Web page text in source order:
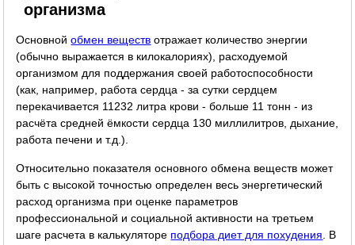
организма
Основнойобмен веществ отражает количество энергии
(обычно выражается в килокалориях), расходуемой
организмом для поддержания своей работоспособности
(как, например, работа сердца - за сутки сердцем
перекачивается 11232 литра крови - больше 11 тонн - из
расчёта средней ёмкости сердца 130 миллилитров, дыхание,
работа печени и т.д.).
Относительно показателя основного обмена веществ может
быть с высокой точностью определен весь энергетический
расход организма при оценке параметров
профессиональной и социальной активности на третьем
шаге расчета в калькуляторе подбора диет для похудения . В